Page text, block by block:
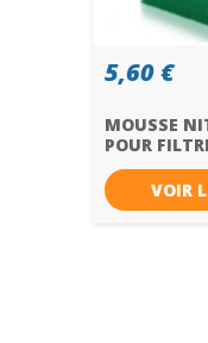
5,60 €
MOUSSE
POUR
VOIR